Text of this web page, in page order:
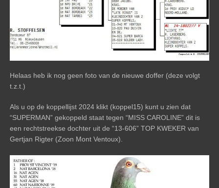
Helaas heb ik nog geen foto van de nieuwe doffer (deze volgt
t.z.t.)
Als u op de koppellijst 2024 klikt (koppel15) kunt u zien dat
“SUPERMAN” gekoppeld staat tegen “MISS CAROLINE” dit is
een rechtstreekse dochter uit de “13-606” TOP KWEKER van
Gertjan Rigter (Zoon Mont Ventoux).